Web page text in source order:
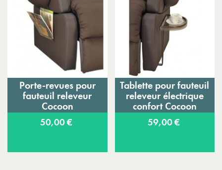
Porte-revues pour
fauteuil releveur
Cocoon
50,00 €
Tablette pour fauteuil
releveur électrique
confort Cocoon
59,00 €